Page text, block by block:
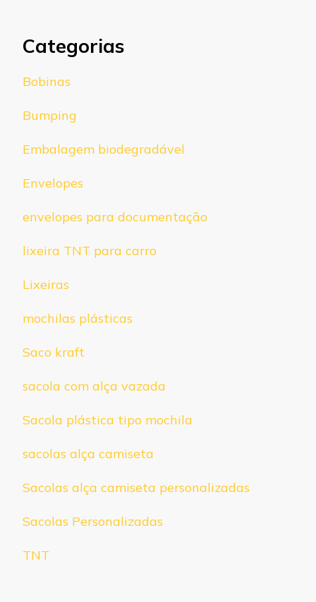
Categorias
Bobinas
Bumping
Embalagem biodegradável
Envelopes
envelopes para documentação
lixeira TNT para carro
Lixeiras
mochilas plásticas
Saco kraft
sacola com alça vazada
Sacola plástica tipo mochila
sacolas alça camiseta
Sacolas alça camiseta personalizadas
Sacolas Personalizadas
TNT